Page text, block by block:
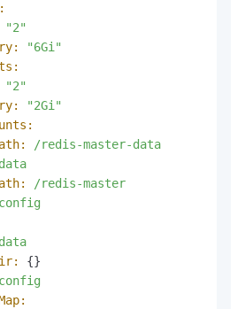
"2"
"6Gi"
"2"
"2Gi"
/redis-master-data
data
/redis-master
config
data
{}
config